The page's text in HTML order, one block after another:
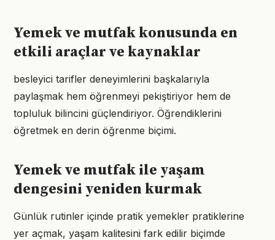
Yemek ve mutfak konusunda en
etkili araçlar ve kaynaklar
besleyici tarifler deneyimlerini başkalarıyla
paylaşmak hem öğrenmeyi pekiştiriyor hem de
topluluk bilincini güçlendiriyor. Öğrendiklerini
öğretmek en derin öğrenme biçimi.
Yemek ve mutfak ile yaşam
dengesini yeniden kurmak
Günlük rutinler içinde pratik yemekler pratiklerine
yer açmak, yaşam kalitesini fark edilir biçimde